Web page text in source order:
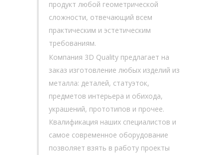
продукт любой геометрической
сложности, отвечающий всем
практическим и эстетическим
требованиям.
Компания 3D Quality предлагает на
заказ изготовление любых изделий из
металла: деталей, статуэток,
предметов интерьера и обихода,
украшений, прототипов и прочее.
Квалификация наших специалистов и
самое современное оборудование
позволяет взять в работу проекты